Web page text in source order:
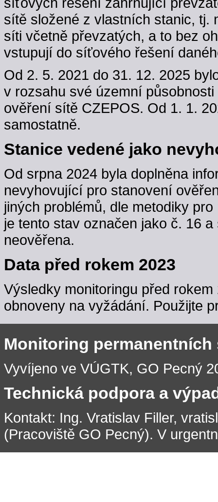
sítě složené z vlastních stanic, tj.
síti včetně převzatých, a to bez
vstupují do síťového řešení
Od 2. 5. 2021 do 31. 12. 2025
v rozsahu své územní
ověření sítě CZEPOS. Od 1. 1.
samostatně.
Stanice vedené jako
Od srpna 2024 byla doplněna
nevyhovující pro stanovení
jiných problémů, dle metodiky
je tento stav označen jako č. 16
neověřena.
Data před rokem 2023
Výsledky monitoringu před
obnoveny na vyžádání. Použijte
Monitoring permanentních
Vyvíjeno ve VÚGTK, GO Pecný
Technická podpora a
Kontakt: Ing. Vratislav Filler,
(Pracoviště GO Pecný). V